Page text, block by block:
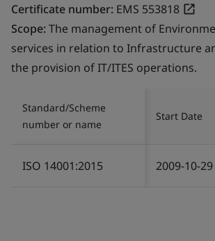
Certificate number: EMS 553818
Scope:The management of
services in relation to Infrastructure
the provision of IT/ITES operations.
Standard/Scheme
number or name
Start Date
ISO 14001:2015 2009-10-29